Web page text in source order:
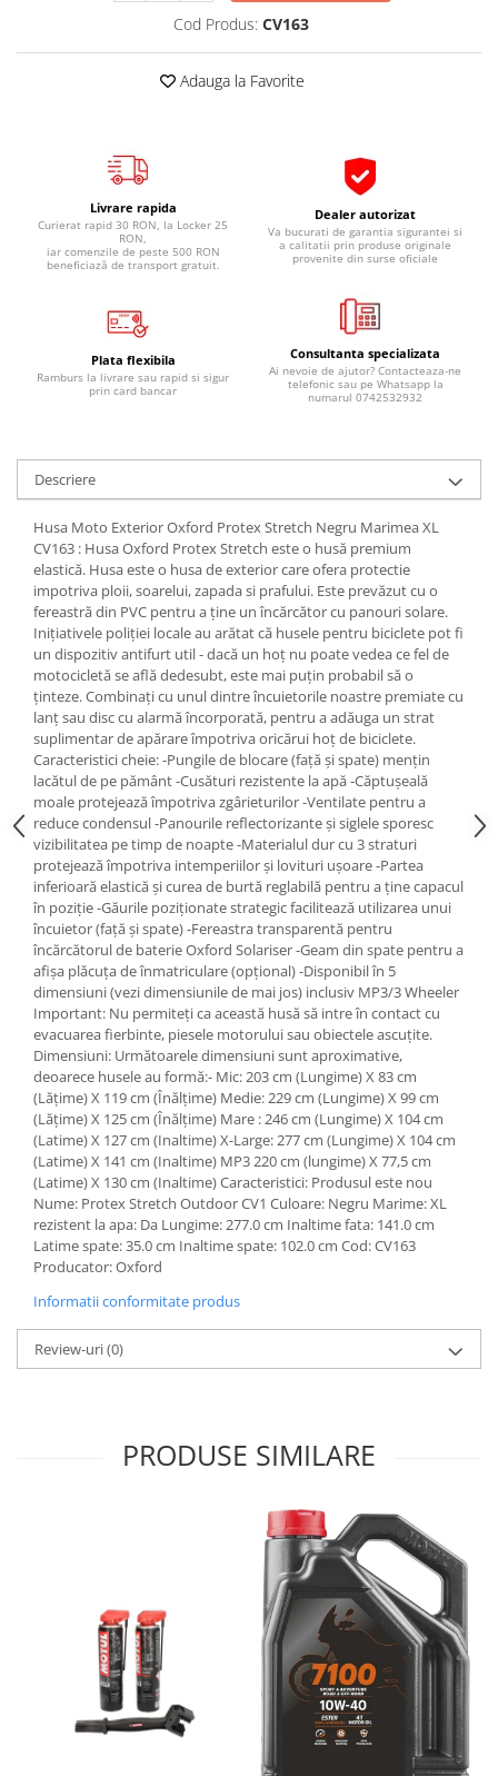
20W-60
Bujii
Incarcatoare acumulator baterie
Semnalizare
Oglinzi moto
BMW Motorrad
Consumabile BMW Motorrad
Uleiuri si lichide moto
Ulei transmisie moto
Ulei furca moto
Antigel moto
Aditivi moto
Vaselina si spray-uri tehnice moto
Filtre moto
Filtru combustibil
Buson golire ulei
Filtru ulei moto
Filtru aer moto
Intretinere si curatare filtre moto
Intretinere moto
Intretinere echipament moto
Curatare moto
Covor moto
Accesorii moto
Antifurt
Genti bagaje moto
Huse moto
Suporti si kituri montaj topcase
Suporti si placi prindere
Cod Produs: CV163
Adauga la Favorite
Livrare rapida
Curierat rapid 30 RON, la Locker 25
RON,
iar comenzile de peste 500 RON
beneficiază de transport gratuit.
Dealer autorizat
Va bucurati de garantia sigurantei si
a calitatii prin produse originale
provenite din surse oficiale
Plata flexibila
Ramburs la livrare sau rapid si sigur
prin card bancar
Consultanta specializata
Ai nevoie de ajutor? Contacteaza-ne
telefonic sau pe Whatsapp la
numarul 0742532932
Descriere
Husa Moto Exterior Oxford Protex Stretch Negru Marimea XL
CV163 : Husa Oxford Protex Stretch este o husă premium
elastică. Husa este o husa de exterior care ofera protectie
impotriva ploii, soarelui, zapada si prafului. Este prevăzut cu o
fereastră din PVC pentru a ține un încărcător cu panouri solare.
Inițiativele poliției locale au arătat că husele pentru biciclete pot fi
un dispozitiv antifurt util - dacă un hoț nu poate vedea ce fel de
motocicletă se află dedesubt, este mai puțin probabil să o
ținteze. Combinați cu unul dintre încuietorile noastre premiate cu
lanț sau disc cu alarmă încorporată, pentru a adăuga un strat
suplimentar de apărare împotriva oricărui hoț de biciclete.
Caracteristici cheie: -Pungile de blocare (față și spate) mențin
lacătul de pe pământ -Cusături rezistente la apă -Căptușeală
moale protejează împotriva zgârieturilor -Ventilate pentru a
reduce condensul -Panourile reflectorizante și siglele sporesc
vizibilitatea pe timp de noapte -Materialul dur cu 3 straturi
protejează împotriva intemperiilor și lovituri ușoare -Partea
inferioară elastică și curea de burtă reglabilă pentru a ține capacul
în poziție -Găurile poziționate strategic facilitează utilizarea unui
încuietor (față și spate) -Fereastra transparentă pentru
încărcătorul de baterie Oxford Solariser -Geam din spate pentru a
afișa plăcuța de înmatriculare (opțional) -Disponibil în 5
dimensiuni (vezi dimensiunile de mai jos) inclusiv MP3/3 Wheeler
Important: Nu permiteți ca această husă să intre în contact cu
evacuarea fierbinte, piesele motorului sau obiectele ascuțite.
Dimensiuni: Următoarele dimensiuni sunt aproximative,
deoarece husele au formă:- Mic: 203 cm (Lungime) X 83 cm
(Lățime) X 119 cm (Înălțime) Medie: 229 cm (Lungime) X 99 cm
(Lățime) X 125 cm (Înălțime) Mare : 246 cm (Lungime) X 104 cm
(Latime) X 127 cm (Inaltime) X-Large: 277 cm (Lungime) X 104 cm
(Latime) X 141 cm (Inaltime) MP3 220 cm (lungime) X 77,5 cm
(Latime) X 130 cm (Inaltime) Caracteristici: Produsul este nou
Nume: Protex Stretch Outdoor CV1 Culoare: Negru Marime: XL
rezistent la apa: Da Lungime: 277.0 cm Inaltime fata: 141.0 cm
Latime spate: 35.0 cm Inaltime spate: 102.0 cm Cod: CV163
Producator: Oxford
Informatii conformitate produs
Review-uri(0)
PRODUSE SIMILARE